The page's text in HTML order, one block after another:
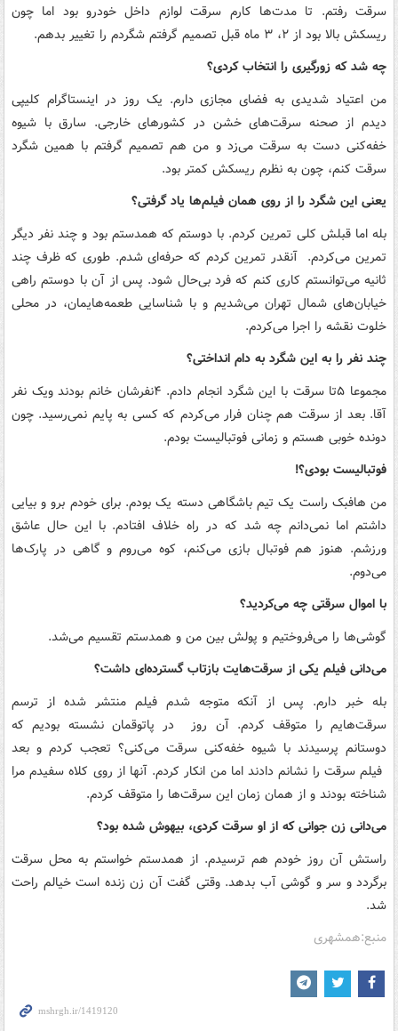
سرقت رفتم. تا مدت‌ها کارم سرقت لوازم داخل خودرو بود اما چون
ریسکش بالا بود از ۲، ‌۳ ماه قبل تصمیم گرفتم شگردم را تغییر بدهم.
چه شد که زورگیری را انتخاب کردی؟
من اعتیاد شدیدی به فضای مجازی دارم. یک روز در اینستاگرام کلیپی
دیدم از صحنه سرقت‌های خشن در کشورهای خارجی. سارق با شیوه
خفه‌کنی دست به سرقت می‌زد و من هم تصمیم گرفتم با همین شگرد
سرقت کنم، چون به نظرم ریسکش کمتر بود.
یعنی این شگرد را از روی همان فیلم‌ها یاد گرفتی؟
بله اما قبلش کلی تمرین کردم. با دوستم که همدستم بود و چند نفر دیگر
تمرین می‌کردم. آنقدر تمرین کردم که حرفه‌ای شدم. طوری که ظرف چند
ثانیه می‌توانستم کاری کنم که فرد بی‌حال شود. پس از آن با دوستم راهی
خیابان‌های شمال تهران می‌شدیم و با شناسایی طعمه‌هایمان، در محلی
خلوت نقشه را اجرا می‌کردم.
چند نفر را به این شگرد به دام انداختی؟
مجموعا ۵تا سرقت با این شگرد انجام دادم. ۴نفرشان خانم بودند ویک نفر
آقا. بعد از سرقت هم چنان فرار می‌کردم که کسی به پایم نمی‌رسید. چون
دونده خوبی هستم و زمانی فوتبالیست بودم.
فوتبالیست بودی؟!
من هافبک راست یک تیم باشگاهی دسته یک بودم. برای خودم برو و بیایی
داشتم اما نمی‌دانم چه شد که در راه خلاف افتادم. با این حال عاشق
ورزشم. هنوز هم فوتبال بازی می‌کنم، کوه می‌روم و گاهی در پارک‌ها
می‌دوم.
با اموال سرقتی چه می‌کردید؟
گوشی‌ها را می‌فروختیم و پولش بین من و همدستم تقسیم می‌شد.
می‌دانی فیلم یکی از سرقت‌هایت بازتاب گسترده‌ای داشت؟
بله خبر دارم. پس از آنکه متوجه شدم فیلم منتشر شده از ترسم
سرقت‌هایم را متوقف کردم. آن روز در پاتوقمان نشسته بودیم که
دوستانم پرسیدند با شیوه خفه‌کنی سرقت می‌کنی؟ تعجب کردم و بعد
فیلم سرقت را نشانم دادند اما من انکار کردم. آنها از روی کلاه سفیدم مرا
شناخته بودند و از همان زمان این سرقت‌ها را متوقف کردم.
می‌دانی زن جوانی که از او سرقت کردی، بیهوش شده بود؟
راستش آن روز خودم هم ترسیدم. از همدستم خواستم به محل سرقت
برگردد و سر و گوشی آب بدهد. وقتی گفت آن زن زنده است خیالم راحت
شد.
منبع:همشهری